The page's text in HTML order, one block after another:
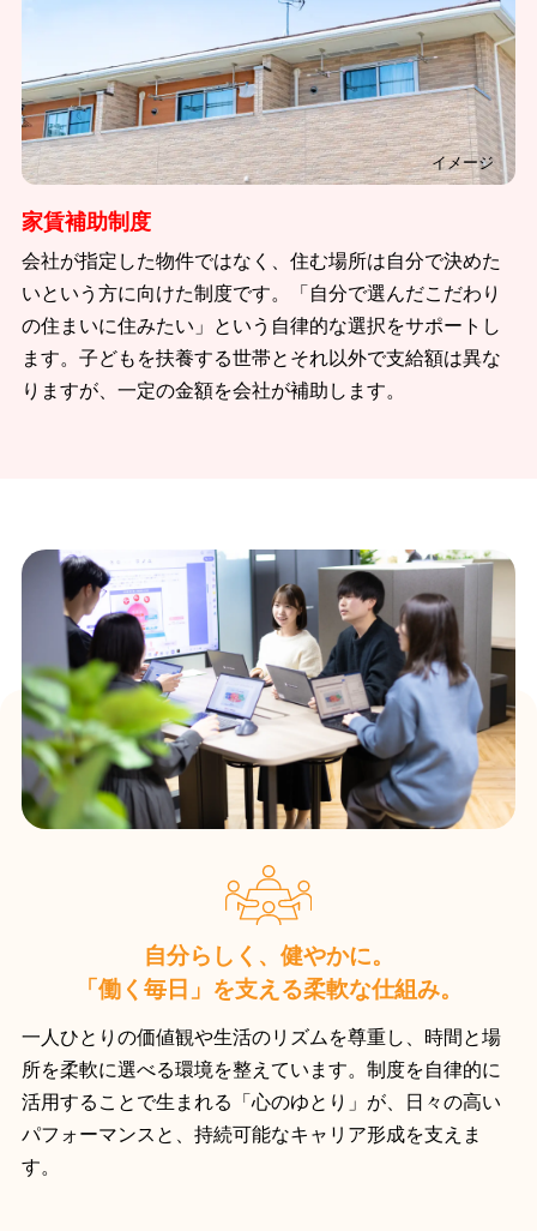
イメージ
家賃補助制度
会社が指定した物件ではなく、住む場所は自分で決めた
いという方に向けた制度です。「自分で選んだこだわり
の住まいに住みたい」という自律的な選択をサポートし
ます。子どもを扶養する世帯とそれ以外で支給額は異な
りますが、一定の金額を会社が補助します。
自分らしく、健やかに。
「働く毎日」を支える柔軟な仕組み。
一人ひとりの価値観や生活のリズムを尊重し、時間と場
所を柔軟に選べる環境を整えています。制度を自律的に
活用することで生まれる「心のゆとり」が、日々の高い
パフォーマンスと、持続可能なキャリア形成を支えま
す。